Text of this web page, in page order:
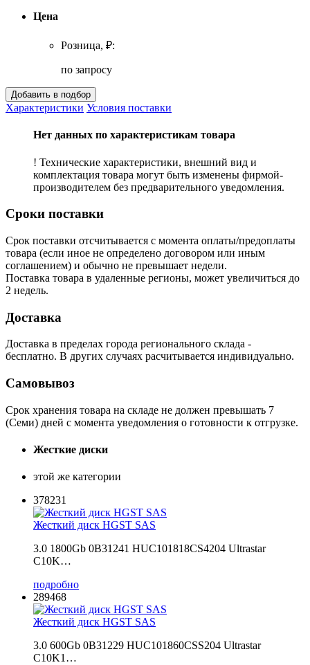
Цена
Розница, ₽:
по запросу
Характеристики Условия поставки
Нет данных по характеристикам товара
! Технические характеристики, внешний вид и
комплектация товара могут быть изменены фирмой-
производителем без предварительного уведомления.
Сроки поставки
Срок поставки отсчитывается с момента оплаты/предоплаты
товара (если иное не определено договором или иным
соглашением) и обычно не превышает недели.
Поставка товара в удаленные регионы, может увеличиться до
2 недель.
Доставка
Доставка в пределах города регионального склада -
бесплатно. В других случаях расчитывается индивидуально.
Самовывоз
Срок хранения товара на складе не должен превышать 7
(Семи) дней с момента уведомления о готовности к отгрузке.
Жесткие диски
этой же категории
378231
Жесткий диск HGST SAS
3.0 1800Gb 0B31241 HUC101818CS4204 Ultrastar
C10K…
подробно
289468
Жесткий диск HGST SAS
3.0 600Gb 0B31229 HUC101860CSS204 Ultrastar
C10K1…